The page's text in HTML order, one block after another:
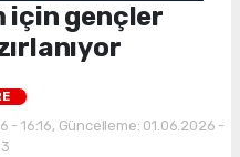
için gençler
- 16:16, Güncelleme: 01.06.2026 -